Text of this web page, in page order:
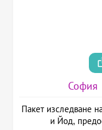
София
Пакет изследване
и Йод,